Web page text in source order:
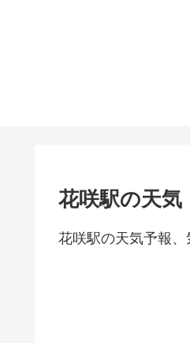
花咲駅の天気
花咲駅の天気予報、